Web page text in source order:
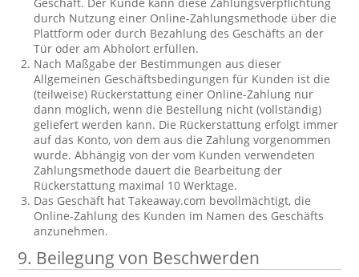
durch Nutzung einer Online-Zahlungsmethode über die
Plattform oder durch Bezahlung des Geschäfts an der
Tür oder am Abholort erfüllen.
Nach Maßgabe der Bestimmungen aus dieser
Allgemeinen Geschäftsbedingungen für Kunden ist die
(teilweise) Rückerstattung einer Online-Zahlung nur
dann möglich, wenn die Bestellung nicht (vollständig)
geliefert werden kann. Die Rückerstattung erfolgt immer
auf das Konto, von dem aus die Zahlung vorgenommen
wurde. Abhängig von der vom Kunden verwendeten
Zahlungsmethode dauert die Bearbeitung der
Rückerstattung maximal 10 Werktage.
Das Geschäft hat Takeaway.com bevollmächtigt, die
Online-Zahlung des Kunden im Namen des Geschäfts
anzunehmen.
9. Beilegung von Beschwerden